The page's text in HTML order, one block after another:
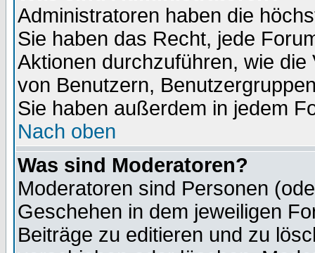
Administratoren haben die
Sie haben das Recht, jede
Aktionen durchzuführen, wie
von Benutzern,
Sie haben außerdem in jedem
Nach oben
Was sind Moderatoren?
Moderatoren sind Personen
Geschehen in dem jeweiligen
Beiträge zu editieren und zu